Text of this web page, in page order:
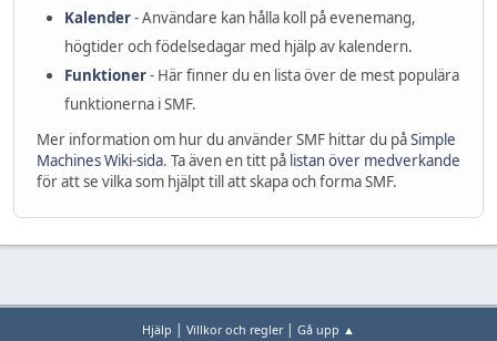
Kalender- Användare kan hålla koll på evenemang,
högtider och födelsedagar med hjälp av kalendern.
Funktioner- Här finner du en lista över de mest populära
funktionerna i SMF.
Mer information om hur du använder SMF hittar du påSimple
Machines Wiki-sida. Ta även en titt på listan över medverkande
för att se vilka som hjälpt till att skapa och forma SMF.
Hjälp | Villkor och regler| Gå upp ▲